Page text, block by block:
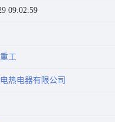
09:02:59
工
热电器有限公司